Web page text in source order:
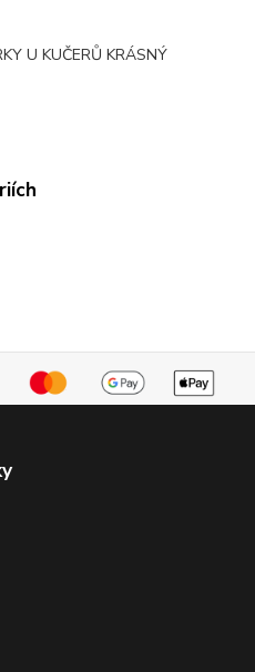
U KUČERŮ KRÁSNÝ